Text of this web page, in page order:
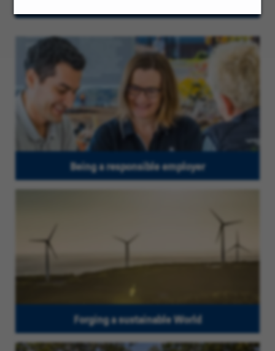
Being a responsible employer
Forging a sustainable World